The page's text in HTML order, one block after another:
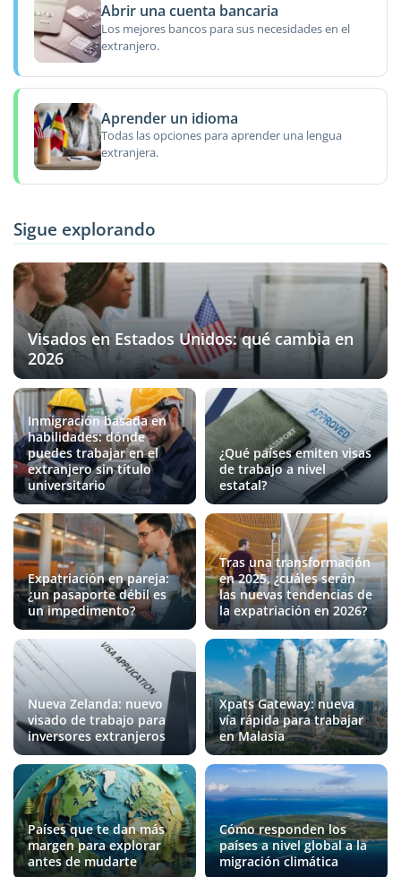
Abrir una cuenta bancaria
Los mejores bancos para sus necesidades en el
extranjero.
Aprender un idioma
Todas las opciones para aprender una lengua
extranjera.
Sigue explorando
Visados en Estados Unidos: qué cambia en
2026
Inmigración basada en
habilidades: dónde
puedes trabajar en el
extranjero sin título
universitario
¿Qué países emiten visas
de trabajo a nivel
estatal?
Expatriación en pareja:
¿un pasaporte débil es
un impedimento?
Tras una transformación
en 2025, ¿cuáles serán
las nuevas tendencias de
la expatriación en 2026?
Nueva Zelanda: nuevo
visado de trabajo para
inversores extranjeros
Xpats Gateway: nueva
vía rápida para trabajar
en Malasia
Países que te dan más
margen para explorar
antes de mudarte
Cómo responden los
países a nivel global a la
migración climática